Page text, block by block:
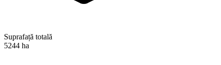
Suprafață totală
5244 ha